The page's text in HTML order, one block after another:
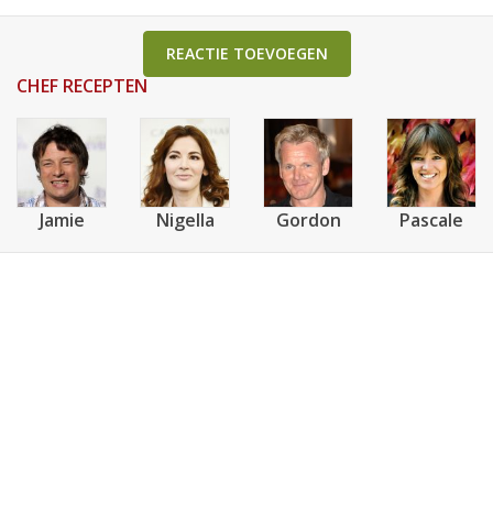
REACTIE TOEVOEGEN
CHEF RECEPTEN
Jamie Nigella Gordon Pascale